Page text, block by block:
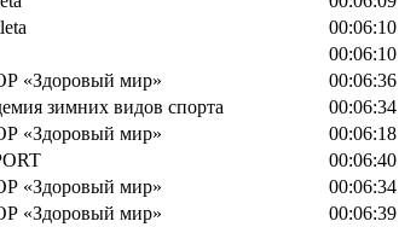
00:06:10
00:06:10
«Здоровый мир» 00:06:36
зимних видов спорта 00:06:34
«Здоровый мир» 00:06:18
00:06:40
«Здоровый мир» 00:06:34
«Здоровый мир» 00:06:39